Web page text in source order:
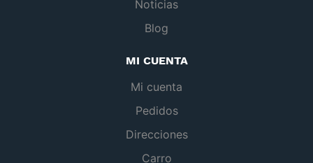
Noticias
Blog
MI CUENTA
Mi cuenta
Pedidos
Direcciones
Carro